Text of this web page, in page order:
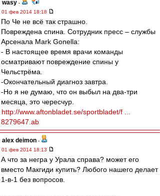
wasy -
01 фев 2014 18:18
По Че не всё так страшно.
Повреждена спина. Сотрудник пресс – службы
Арсенала Mark Gonella:
- В настоящее время врачи команды
осматривают повреждение спины у
Чельстрёма.
-Окончательный диагноз завтра.
-Но я не думаю, что он выбыл на два-три
месяца, это чересчур.
http://www.aftonbladet.se/sportbladet/f ...
8279647.ab
alex deimon -
01 фев 2014 18:13
А что за негра у Урала справа? может его
вместо Макгиди купить? Любого нашего делает
1-в-1 без вопросов.